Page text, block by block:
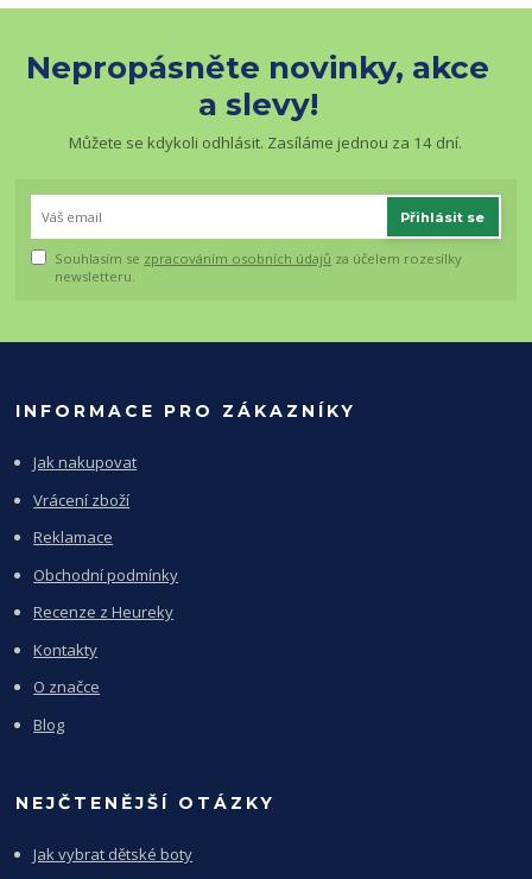
Nepropásněte novinky, akce
a slevy!
Můžete se kdykoli odhlásit. Zasíláme jednou za 14 dní.
Přihlásit se
Souhlasím se zpracováním osobních údajů za účelem rozesílky
newsletteru.
INFORMACE PRO ZÁKAZNÍKY
Jak nakupovat
Vrácení zboží
Reklamace
Obchodní podmínky
Recenze z Heureky
Kontakty
O značce
Blog
NEJČTENĚJŠÍ OTÁZKY
Jak vybrat dětské boty